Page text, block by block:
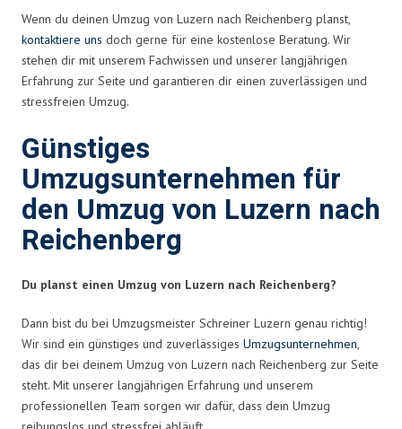
Wenn du deinen Umzug von Luzern nach Reichenberg planst,
kontaktiere uns doch gerne für eine kostenlose Beratung. Wir
stehen dir mit unserem Fachwissen und unserer langjährigen
Erfahrung zur Seite und garantieren dir einen zuverlässigen und
stressfreien Umzug.
Günstiges
Umzugsunternehmen für
den Umzug von Luzern nach
Reichenberg
Du planst einen Umzug von Luzern nach Reichenberg?
Dann bist du bei Umzugsmeister Schreiner Luzern genau richtig!
Wir sind ein günstiges und zuverlässiges Umzugsunternehmen,
das dir bei deinem Umzug von Luzern nach Reichenberg zur Seite
steht. Mit unserer langjährigen Erfahrung und unserem
professionellen Team sorgen wir dafür, dass dein Umzug